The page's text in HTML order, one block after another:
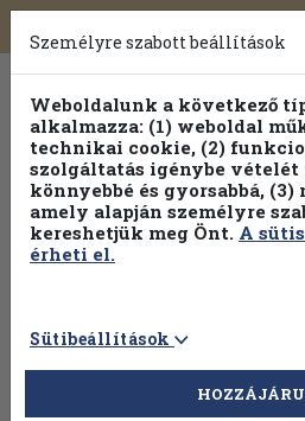
Toggle
navigation
Vissza az előző oldalra
Személyre szabott beállítások
Weboldalunk a következő
alkalmazza: (1) weboldal
technikai cookie, (2)
szolgáltatás igénybe vételét
könnyebbé és gyorsabbá,
amely alapján személyre
kereshetjük meg Önt. A
érheti el.
Sütibeállítások